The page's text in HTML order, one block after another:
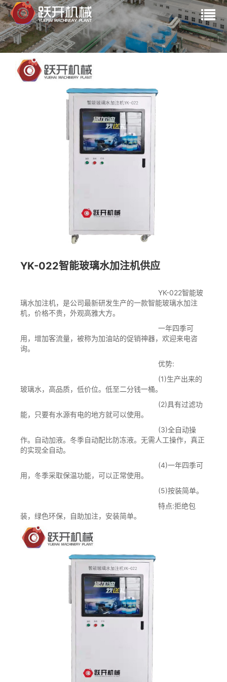
YK-022智能玻璃水加注机供应
YK-022智能玻
璃水加注机，是公司最新研发生产的一款智能玻璃水加注
机，价格不贵，外观高雅大方。
一年四季可
用，增加客流量，被称为加油站的促销神器，欢迎来电咨
询。
优势:
(1)生产出来的
玻璃水，高品质，低价位。低至二分钱一桶。
(2)具有过滤功
能，只要有水源有电的地方就可以使用。
(3)全自动操
作。自动加液。冬季自动配比防冻液。无需人工操作，真正
的实现全自动。
(4)一年四季可
用，冬季采取保温功能，可以正常使用。
(5)按装简单。
特点:拒绝包
装，绿色环保，自助加注，安装简单。